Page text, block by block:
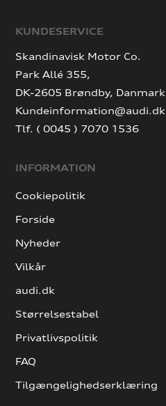
KUNDESERVICE
Skandinavisk Motor Co.
Park Allé 355,
DK-2605 Brøndby, Danmark
Kundeinformation@audi.dk
Tlf. ( 0045 ) 7070 1536
INFORMATION
Cookiepolitik
Forside
Nyheder
Vilkår
audi.dk
Størrelsestabel
Privatlivspolitik
FAQ
Tilgængelighedserklæring